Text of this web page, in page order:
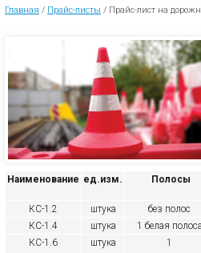
Главная / Прайс-листы / Прайс-лист на
Наименование ед.изм. Полосы
КС-1.2
штука без полос
КС-1.4
штука 1 белая полоса
КС-1.6
штука
1